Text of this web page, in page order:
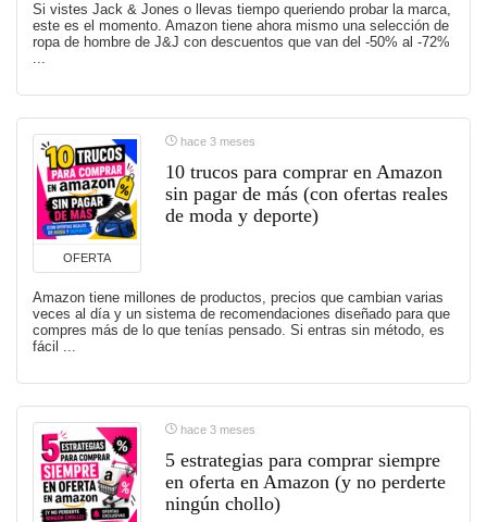
Si vistes Jack & Jones o llevas tiempo queriendo probar la marca,
este es el momento. Amazon tiene ahora mismo una selección de
ropa de hombre de J&J con descuentos que van del -50% al -72%
...
OFERTA
hace 3 meses
10 trucos para comprar en Amazon
sin pagar de más (con ofertas reales
de moda y deporte)
Amazon tiene millones de productos, precios que cambian varias
veces al día y un sistema de recomendaciones diseñado para que
compres más de lo que tenías pensado. Si entras sin método, es
fácil ...
hace 3 meses
5 estrategias para comprar siempre
en oferta en Amazon (y no perderte
ningún chollo)